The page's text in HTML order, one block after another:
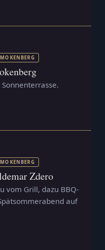
Zdero
vom Grill, dazu BBQ-
auf